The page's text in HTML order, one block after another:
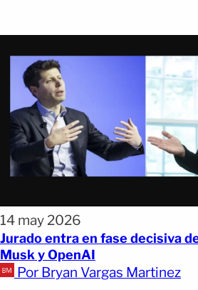
14 may 2026
Jurado entra en fase decisiva
Musk y OpenAI
Por Bryan Vargas Martinez